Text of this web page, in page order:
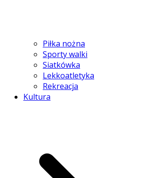
Piłka nożna
Sporty walki
Siatkówka
Lekkoatletyka
Rekreacja
Kultura